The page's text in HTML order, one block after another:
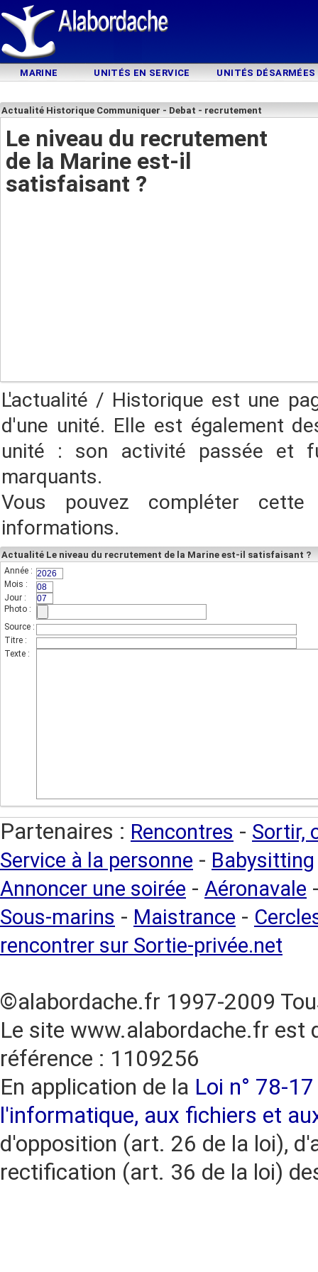
MARINE UNITÉS EN SERVICE UNITÉS DÉSARMÉES
Actualité Historique Communiquer - Debat - recrutement
Le niveau du recrutement
de la Marine est-il
satisfaisant ?
L'actualité / Historique est une
d'une unité. Elle est également
unité : son activité passée et
marquants.
Vous pouvez compléter
informations.
Actualité Le niveau du recrutement de la Marine est-il satisfaisant ?
Année :
Mois :
Jour :
Photo :
Source :
Titre :
Texte :
Partenaires : Rencontres - Sortir,
Service à la personne - Babysitting
Annoncer une soirée - Aéronavale
Sous-marins - Maistrance -
rencontrer sur Sortie-privée.net
©alabordache.fr 1997-2009
Le site www.alabordache.fr est
référence : 1109256
En application de la Loi n° 78-
l'informatique, aux fichiers et
d'opposition (art. 26 de la loi),
rectification (art. 36 de la loi)